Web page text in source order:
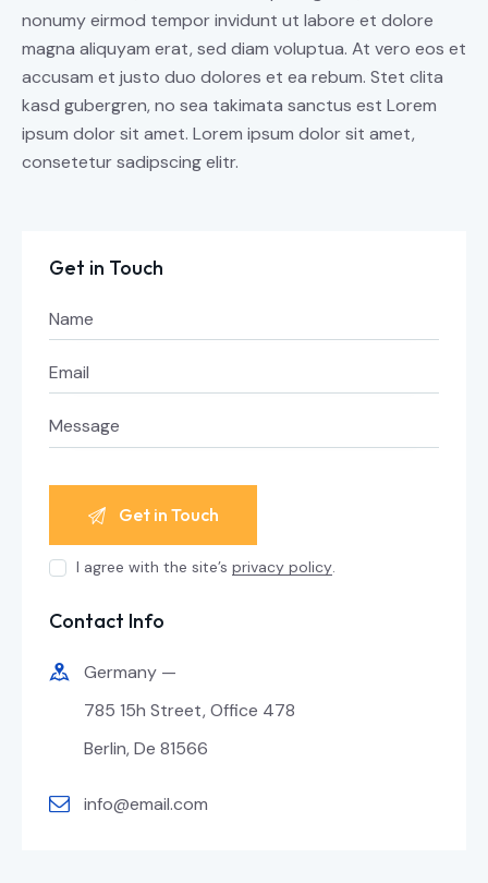
nonumy eirmod tempor invidunt ut labore et dolore
magna aliquyam erat, sed diam voluptua. At vero eos et
accusam et justo duo dolores et ea rebum. Stet clita
kasd gubergren, no sea takimata sanctus est Lorem
ipsum dolor sit amet. Lorem ipsum dolor sit amet,
consetetur sadipscing elitr.
Get in Touch
I agree with the site’sprivacy policy.
Contact Info
Germany —
785 15h Street, Office 478
Berlin, De 81566
info@email.com